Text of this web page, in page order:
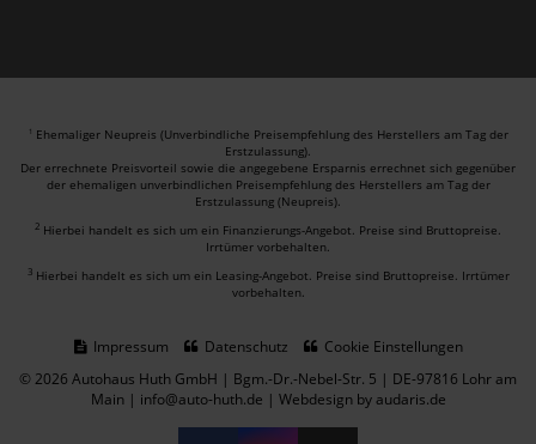
1 Ehemaliger Neupreis (Unverbindliche Preisempfehlung des Herstellers am Tag der
Erstzulassung).
Der errechnete Preisvorteil sowie die angegebene Ersparnis errechnet sich gegenüber
der ehemaligen unverbindlichen Preisempfehlung des Herstellers am Tag der
Erstzulassung (Neupreis).
2 Hierbei handelt es sich um ein Finanzierungs-Angebot. Preise sind Bruttopreise.
Irrtümer vorbehalten.
3 Hierbei handelt es sich um ein Leasing-Angebot. Preise sind Bruttopreise. Irrtümer
vorbehalten.
Impressum Datenschutz
Cookie Einstellungen
© 2026 Autohaus Huth GmbH | Bgm.-Dr.-Nebel-Str. 5 | DE-97816 Lohr am
Main | info@auto-huth.de | Webdesign by audaris.de